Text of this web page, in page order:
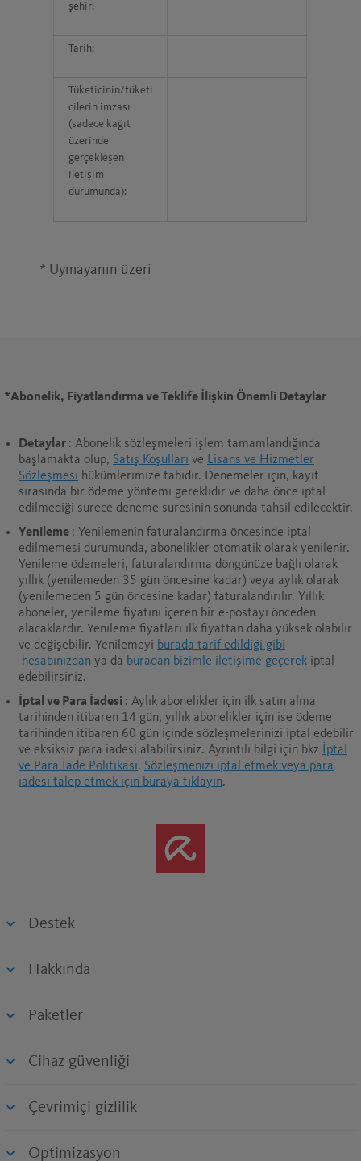
şehir:
Tarih:
Tüketicinin/tüketi
cilerin imzası
(sadece kağıt
üzerinde
gerçekleşen
iletişim
durumunda):
* Uymayanın üzeri
*Abonelik, Fiyatlandırma ve Teklife İlişkin Önemli Detaylar
Detaylar : Abonelik sözleşmeleri işlem tamamlandığında
başlamakta olup, Satış Koşulları ve Lisans ve Hizmetler
Sözleşmesi hükümlerimize tabidir. Denemeler için, kayıt
sırasında bir ödeme yöntemi gereklidir ve daha önce iptal
edilmediği sürece deneme süresinin sonunda tahsil edilecektir.
Yenileme : Yenilemenin faturalandırma öncesinde iptal
edilmemesi durumunda, abonelikler otomatik olarak yenilenir.
Yenileme ödemeleri, faturalandırma döngünüze bağlı olarak
yıllık (yenilemeden 35 gün öncesine kadar) veya aylık olarak
(yenilemeden 5 gün öncesine kadar) faturalandırılır. Yıllık
aboneler, yenileme fiyatını içeren bir e-postayı önceden
alacaklardır. Yenileme fiyatları ilk fiyattan daha yüksek olabilir
ve değişebilir. Yenilemeyi burada tarif edildiği gibi
hesabınızdan ya da buradan bizimle iletişime geçerek iptal
edebilirsiniz.
İptal ve Para İadesi : Aylık abonelikler için ilk satın alma
tarihinden itibaren 14 gün, yıllık abonelikler için ise ödeme
tarihinden itibaren 60 gün içinde sözleşmelerinizi iptal edebilir
ve eksiksiz para iadesi alabilirsiniz. Ayrıntılı bilgi için bkz
İptal
ve Para İade Politikası. Sözleşmenizi iptal etmek veya para
iadesi talep etmek için buraya tıklayın.
Destek
Hakkında
Paketler
Cihaz güvenliği
Çevrimiçi gizlilik
Optimizasyon